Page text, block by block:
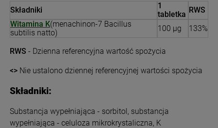
Składniki
1
tabletka RWS
Witamina K(menachinon-7 Bacillus
subtilis natto)
100 µg 133%
RWS - Dzienna referencyjna wartość spożycia
<> Nie ustalono dziennej referencyjnej wartości spożycia
Składniki:
Substancja wypełniająca - sorbitol, substancja
wypełniająca - celuloza mikrokrystaliczna, K